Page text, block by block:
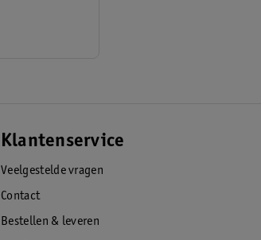
Klantenservice
Veelgestelde vragen
Contact
Bestellen & leveren